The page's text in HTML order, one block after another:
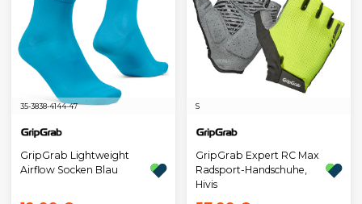
35-3838-4144-47
GripGrab Lightweight
Airflow Socken Blau
S
GripGrab Expert RC Max
Radsport-Handschuhe,
Hivis